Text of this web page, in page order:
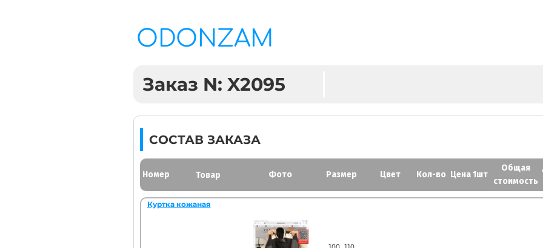
ODONZAM
Заказ N: X2095
СОСТАВ ЗАКАЗА
Номер Товар Фото Размер Цвет Кол-во Цена 1шт
Общая
стоимость
Куртка кожаная